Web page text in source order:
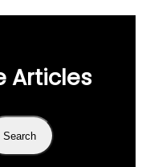
Articles
Search